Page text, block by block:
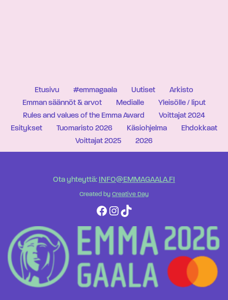
Etusivu #emmagaala Uutiset
Arkisto
Emman säännöt & arvot
Medialle
Yleisölle / liput
Rules and values of the Emma Award
Voittajat 2024
Esitykset
Tuomaristo 2026 Käsiohjelma
Ehdokkaat
Voittajat 2025
2026
Ota yhteyttä: INFO@EMMAGAALA.FI
Created by Creative Day